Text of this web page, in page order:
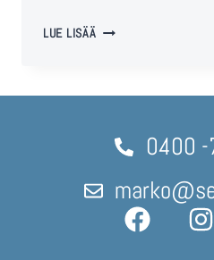
LUE LISÄÄ
0400